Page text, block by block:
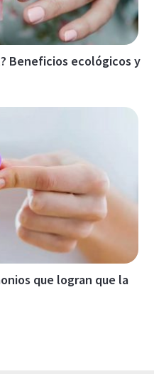
Beneficios ecológicos y
que logran que la